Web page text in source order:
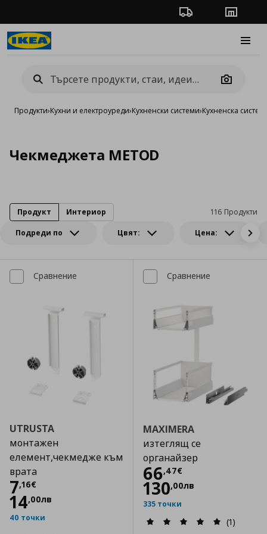
Проследяване на
Camera
Продукти›Кухни и електроуреди›Кухненски системи›Кухненска
Чекмеджета METOD
Подреди по Цвят: Цена:
116 Продукти
Продукт Интериор
Сравнение
UTRUSTA
монтажен
елемент,чекмедже към
врата
7,16€
Цена
14,00лв
40 точки
Сравнение
MAXIMERA
изтеглящ се
органайзер
66,47€
Цена
130,00лв
335 точки
(1)